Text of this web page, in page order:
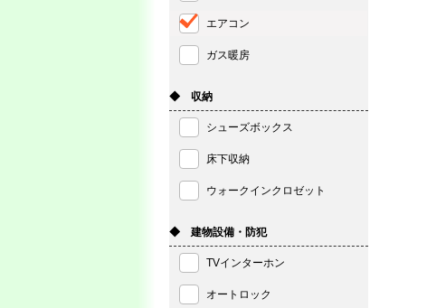
エアコン
ガス暖房
◆ 収納
シューズボックス
床下収納
ウォークインクロゼット
◆ 建物設備・防犯
TVインターホン
オートロック